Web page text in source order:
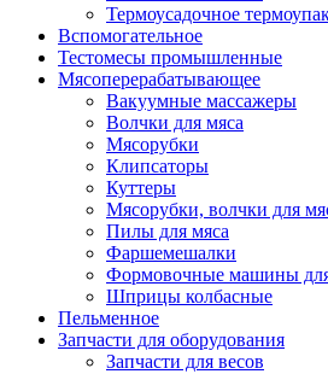
Термоусадочное
Вспомогательное
Тестомесы промышленные
Мясоперерабатывающее
Вакуумные массажеры
Волчки для мяса
Мясорубки
Клипсаторы
Куттеры
Мясорубки, волчки для
Пилы для мяса
Фаршемешалки
Формовочные машины
Шприцы колбасные
Пельменное
Запчасти для оборудования
Запчасти для весов